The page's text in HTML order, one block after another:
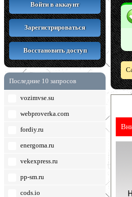
Войти в аккаунт
Зарегистрироваться
Восстановить доступ
Последние 10 запросов
vozimvse.su
webproverka.com
fordiy.ru
energoma.ru
vekexpress.ru
pp-sm.ru
cods.io